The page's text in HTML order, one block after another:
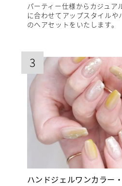
パーティー仕様からカジュア
に合わせてアップスタイルや
のヘアセットをいたします。
3
ハンドジェルワンカラー